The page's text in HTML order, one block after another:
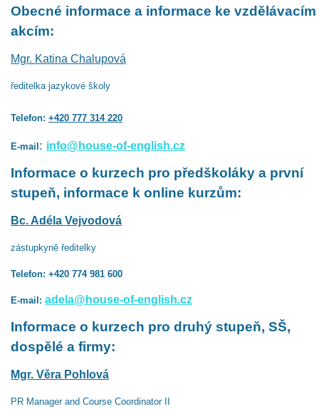
Obecné informace a informace ke vzdělávacím
akcím:
Mgr. Katina Chalupová
ředitelka jazykové školy
Telefon: +420 777 314 220
E-mail : info@house-of-english.cz
Informace o kurzech pro předškoláky a první
stupeň, informace k online kurzům:
Bc. Adéla Vejvodová
zástupkyně ředitelky
Telefon: +420 774 981 600
E-mail: adela@house-of-english.cz
Informace o kurzech pro druhý stupeň, SŠ,
dospělé a firmy:
Mgr. Věra Pohlová
PR Manager and Course Coordinator II